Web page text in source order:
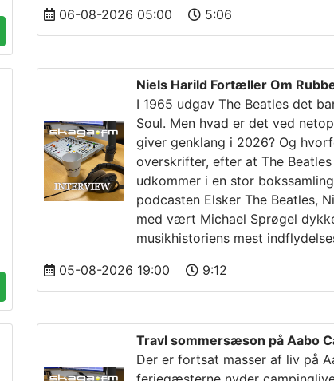
06-08-2026 05:00 5:06
Niels Harild Fortæller Om
I 1965 udgav The Beatles det
Soul. Men hvad er det ved
giver genklang i 2026? Og
overskrifter, efter at The
udkommer i en stor
podcasten Elsker The Beatles,
med vært Michael Sprøgel
musikhistoriens mest
05-08-2026 19:00 9:12
Travl sommersæson på Aabo
Der er fortsat masser af liv på